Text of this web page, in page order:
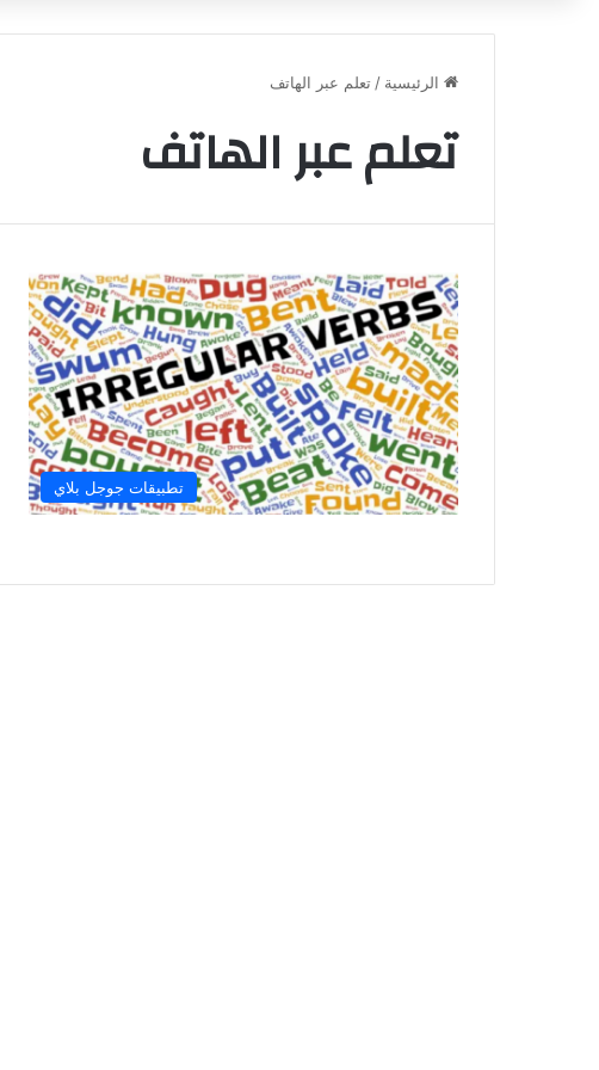
الرئيسية / تعلم عبر الهاتف
تعلم عبر الهاتف
تطبيقات جوجل بلاي